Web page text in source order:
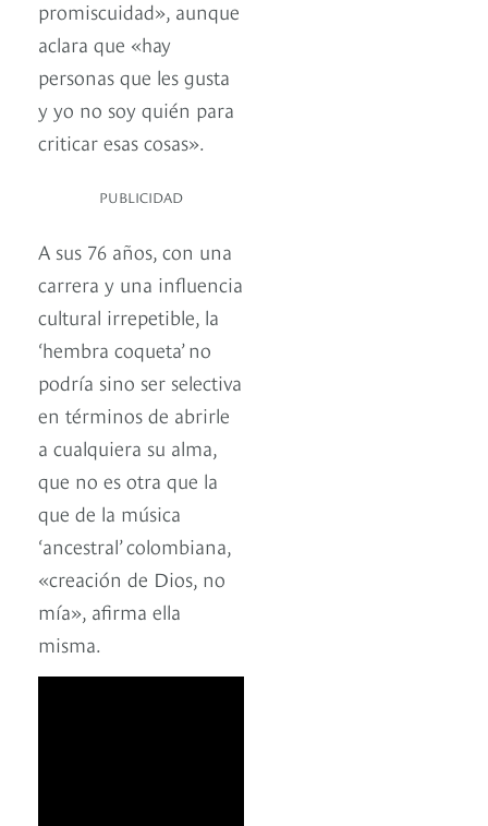
promiscuidad», aunque
aclara que «hay
personas que les gusta
y yo no soy quién para
criticar esas cosas».
PUBLICIDAD
A sus 76 años, con una
carrera y una influencia
cultural irrepetible, la
‘hembra coqueta’ no
podría sino ser selectiva
en términos de abrirle
a cualquiera su alma,
que no es otra que la
que de la música
‘ancestral’ colombiana,
«creación de Dios, no
mía», afirma ella
misma.